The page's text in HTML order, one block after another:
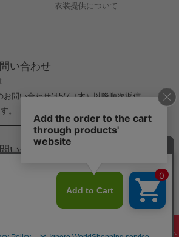
衣装提供について
い合わせ
問い合わせは5/7（木）以降順次返信
。
い合わせ
6（水）までの間はお電話でのお問い合
せていただきます。